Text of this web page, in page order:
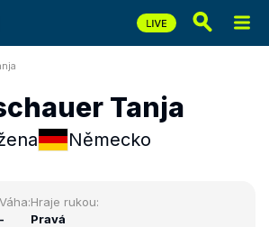
Tanja
Německo
Váha:
-
Hraje rukou:
Pravá